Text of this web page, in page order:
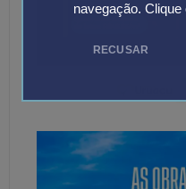
navegação. Clique
RECUSAR